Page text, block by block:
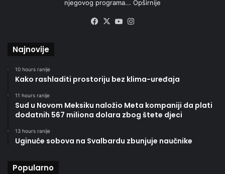
njegovog programa... Opširnije
Facebook
X YouTube
Najnovije
10 hours ranije
Kako rashladiti prostoriju bez klima-uređaja
11 hours ranije
Sud u Novom Meksiku naložio Meta kompaniji da plati
dodatnih 567 miliona dolara zbog štete djeci
13 hours ranije
Uginuće sobova na Svalbardu zbunjuje naučnike
Popularno